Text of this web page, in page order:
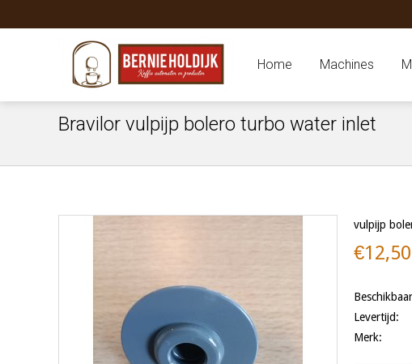
Home Machines
Bravilor vulpijp bolero turbo water inlet
vulpijp
€12,50
Levertijd:
Merk: